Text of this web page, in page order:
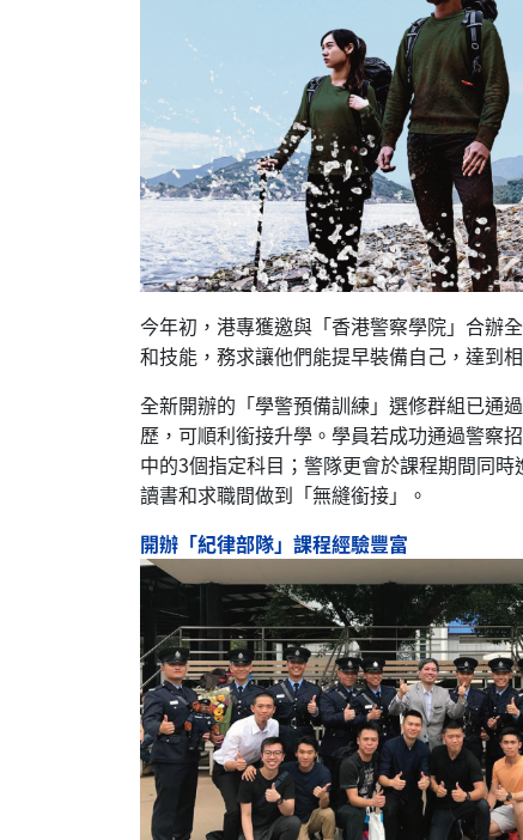
今年初，港專獲邀與「香港警察學院」合辦
和技能，務求讓他們能提早裝備自己，達到
全新開辦的「學警預備訓練」選修群組已通
歷，可順利銜接升學。學員若成功通過警察
中的3個指定科目；警隊更會於課程期間同
讀書和求職間做到「無縫銜接」。
開辦「紀律部隊」課程經驗豐富